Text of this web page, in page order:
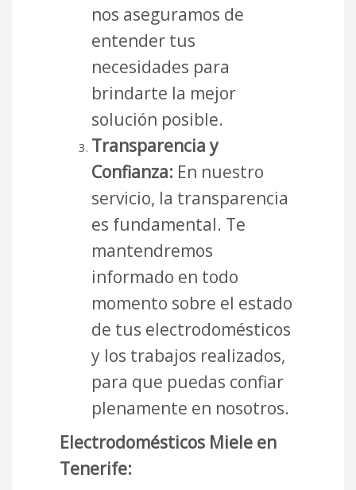
nos aseguramos de
entender tus
necesidades para
brindarte la mejor
solución posible.
Transparencia y
Confianza: En nuestro
servicio, la transparencia
es fundamental. Te
mantendremos
informado en todo
momento sobre el estado
de tus electrodomésticos
y los trabajos realizados,
para que puedas confiar
plenamente en nosotros.
Electrodomésticos Miele en
Tenerife: